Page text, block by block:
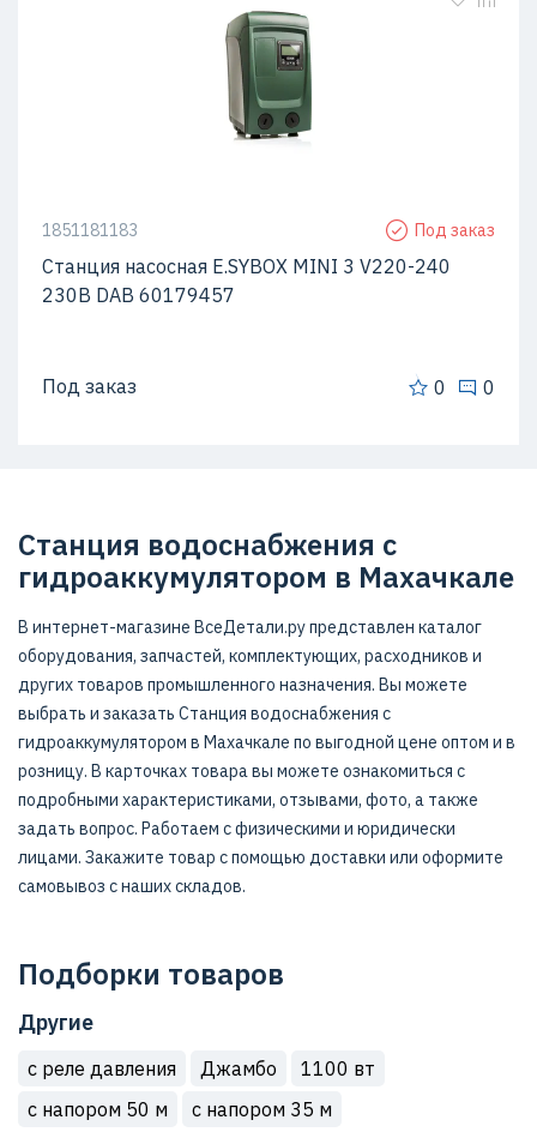
1851181183 Под заказ
Станция насосная E.SYBOX MINI 3 V220-240
230В DAB 60179457
Под заказ 0 0
Станция водоснабжения с
гидроаккумулятором в Махачкале
В интернет-магазине ВсеДетали.ру представлен каталог
оборудования, запчастей, комплектующих, расходников и
других товаров промышленного назначения. Вы можете
выбрать и заказать Станция водоснабжения с
гидроаккумулятором в Махачкале по выгодной цене оптом и в
розницу. В карточках товара вы можете ознакомиться с
подробными характеристиками, отзывами, фото, а также
задать вопрос. Работаем с физическими и юридически
лицами. Закажите товар с помощью доставки или оформите
самовывоз с наших складов.
Подборки товаров
Другие
с реле давления Джамбо
1100 вт
с напором 50 м
с напором 35 м